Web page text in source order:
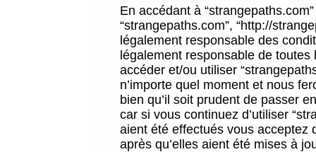
En accédant à
“strangepaths.com”, “http://
légalement responsable des
légalement responsable de
accéder et/ou utiliser
n’importe quel moment et nous
bien qu’il soit prudent de passer
car si vous continuez d’utiliser
aient été effectués vous acceptez
après qu’elles aient été mises à